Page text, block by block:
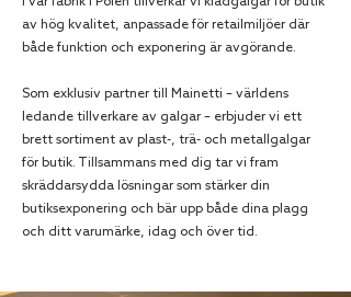
av hög kvalitet, anpassade för retailmiljöer där
både funktion och exponering är avgörande.
Som exklusiv partner till Mainetti – världens
ledande tillverkare av galgar – erbjuder vi ett
brett sortiment av plast-, trä- och metallgalgar
för butik. Tillsammans med dig tar vi fram
skräddarsydda lösningar som stärker din
butiksexponering och bär upp både dina plagg
och ditt varumärke, idag och över tid.